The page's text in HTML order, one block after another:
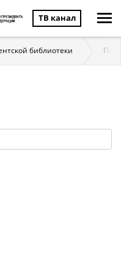
ТВ канал
библиотеки